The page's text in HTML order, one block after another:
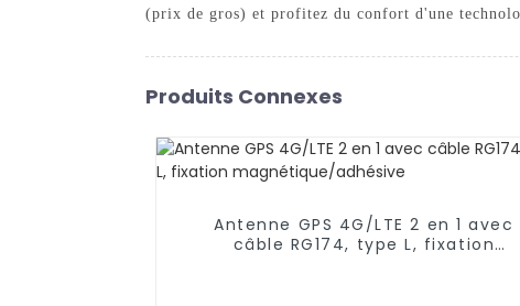
(prix de gros) et profitez du confort d'une
Produits Connexes
Antenne GPS 4G/LTE 2 en 1 avec
câble RG174, type L, fixation